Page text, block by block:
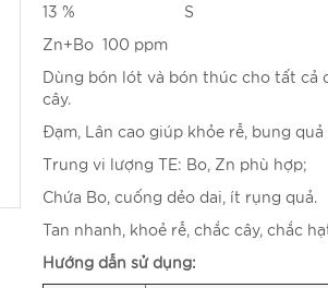
13 % S
Zn+Bo 100 ppm
Dùng bón lót và bón thúc cho tất cả
cây.
Đạm, Lân cao giúp khỏe rễ, bung
Trung vi lượng TE: Bo, Zn phù hợp;
Chứa Bo, cuống dẻo dai, ít rụng quả.
Tan nhanh, khoẻ rễ, chắc cây, chắc
Hướng dẫn sử dụng: